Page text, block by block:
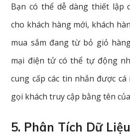
Bạn có thể dễ dàng thiết lập
cho khách hàng mới, khách
mua sắm đang từ bỏ giỏ
mại điện tử có thể tự động
cung cấp các tin nhắn được
gọi khách truy cập bằng tên
5. Phân Tích Dữ